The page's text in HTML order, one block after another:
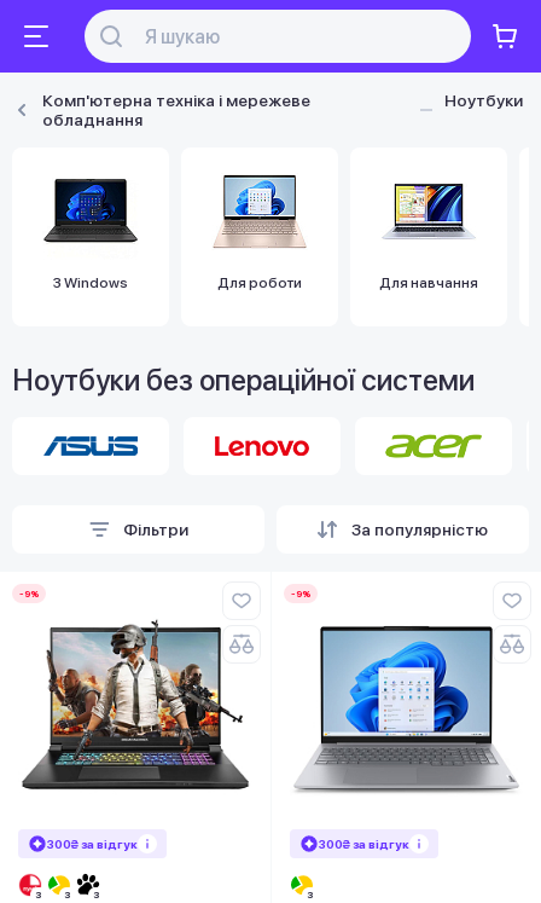
Комп'ютерна техніка і мережеве
обладнання
Ноутбуки
З Windows Для роботи Для навчання
Ноутбуки без операційної системи
Фільтри За популярністю
-9%
300₴ за відгук
-9%
300₴ за відгук